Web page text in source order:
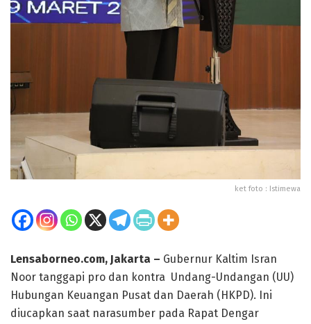
ket foto : Istimewa
Lensaborneo.com, Jakarta – Gubernur Kaltim Isran
Noor tanggapi pro dan kontra Undang-Undangan (UU)
Hubungan Keuangan Pusat dan Daerah (HKPD). Ini
diucapkan saat narasumber pada Rapat Dengar